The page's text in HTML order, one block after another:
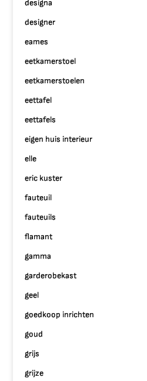
designa
designer
eames
eetkamerstoel
eetkamerstoelen
eettafel
eettafels
eigen huis interieur
elle
eric kuster
fauteuil
fauteuils
flamant
gamma
garderobekast
geel
goedkoop inrichten
goud
grijs
grijze